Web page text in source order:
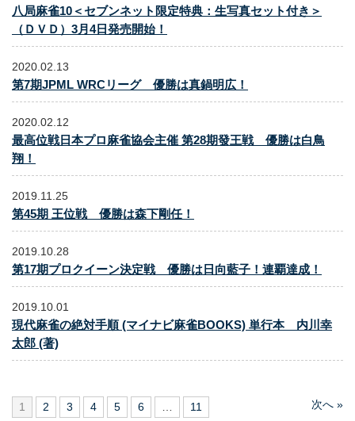
八局麻雀10＜セブンネット限定特典：生写真セット付き＞
（ＤＶＤ）3月4日発売開始！
2020.02.13
第7期JPML WRCリーグ 優勝は真鍋明広！
2020.02.12
最高位戦日本プロ麻雀協会主催 第28期發王戦 優勝は白鳥
翔！
2019.11.25
第45期 王位戦 優勝は森下剛任！
2019.10.28
第17期プロクイーン決定戦 優勝は日向藍子！連覇達成！
2019.10.01
現代麻雀の絶対手順 (マイナビ麻雀BOOKS) 単行本 内川幸
太郎 (著)
1 2 3 4 5 6 … 11 次へ »